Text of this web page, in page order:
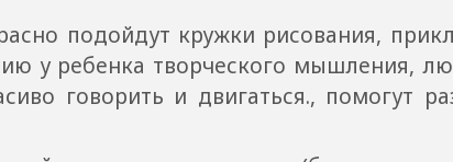
подойдут кружки рисования,
у ребенка творческого мышления,
говорить и двигаться., помогут